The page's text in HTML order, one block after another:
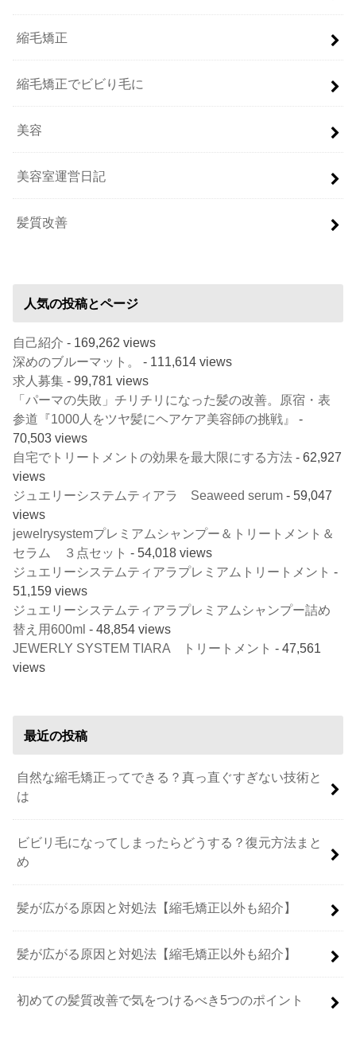
縮毛矯正
縮毛矯正でビビり毛に
美容
美容室運営日記
髪質改善
人気の投稿とページ
自己紹介 - 169,262 views
深めのブルーマット。
- 111,614 views
求人募集 - 99,781 views
「パーマの失敗」チリチリになった髪の改善。原宿・表
参道『1000人をツヤ髪にヘアケア美容師の挑戦』
-
70,503 views
自宅でトリートメントの効果を最大限にする方法 - 62,927
views
ジュエリーシステムティアラ Seaweed serum - 59,047
views
jewelrysystemプレミアムシャンプー＆トリートメント＆
セラム ３点セット - 54,018 views
ジュエリーシステムティアラプレミアムトリートメント -
51,159 views
ジュエリーシステムティアラプレミアムシャンプー詰め
替え用600ml - 48,854 views
JEWERLY SYSTEM TIARA トリートメント - 47,561
views
最近の投稿
自然な縮毛矯正ってできる？真っ直ぐすぎない技術と
は
ビビリ毛になってしまったらどうする？復元方法まと
め
髪が広がる原因と対処法【縮毛矯正以外も紹介】
髪が広がる原因と対処法【縮毛矯正以外も紹介】
初めての髪質改善で気をつけるべき5つのポイント